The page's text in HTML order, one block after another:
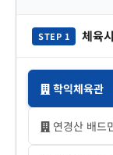
STEP 1 체육
학익체육관
연경산 배드